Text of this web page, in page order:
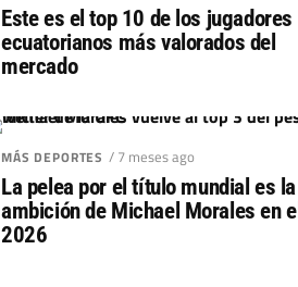
Este es el top 10 de los jugadores
ecuatorianos más valorados del
mercado
MÁS DEPORTES / 7 meses ago
La pelea por el título mundial es la
ambición de Michael Morales en el
2026